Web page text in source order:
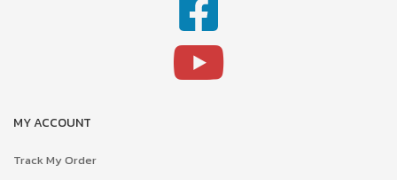
MY ACCOUNT
Track My Order